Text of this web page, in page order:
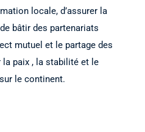
locale, d’assurer la
bâtir des partenariats
mutuel et le partage des
la paix , la stabilité et le
le continent.